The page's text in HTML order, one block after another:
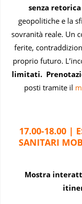
senza retorica
geopolitiche e la
sovranità reale. Un
ferite,
proprio futuro.
limitati.
posti tramite il
17.00-18.00 |
SANITARI
Mostra